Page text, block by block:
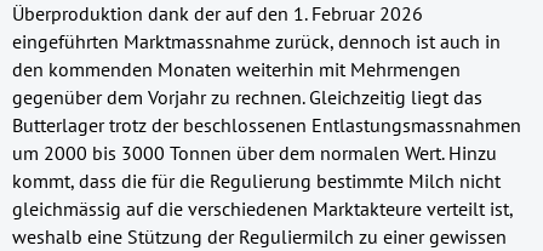
Überproduktion dank der auf den 1. Februar 2026
eingeführten Marktmassnahme zurück, dennoch ist auch in
den kommenden Monaten weiterhin mit Mehrmengen
gegenüber dem Vorjahr zu rechnen. Gleichzeitig liegt das
Butterlager trotz der beschlossenen Entlastungsmassnahmen
um 2000 bis 3000 Tonnen über dem normalen Wert. Hinzu
kommt, dass die für die Regulierung bestimmte Milch nicht
gleichmässig auf die verschiedenen Marktakteure verteilt ist,
weshalb eine Stützung der Reguliermilch zu einer gewissen